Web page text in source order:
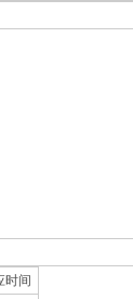
时间